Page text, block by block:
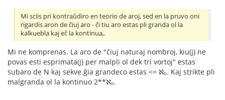
Mi sciis pri kontraŭdiro en teorio de aroj, sed en la pruvo oni
rigardis aron de ĉiuj aro - ĉi tiu aro estas pli granda ol la
kalkuebla kaj eĉ la kontinua,.
Mi ne komprenas. La aro de "ĉiuj naturaj nombroj, kiu(j) ne
povas esti esprimata(j) per malpli ol dek tri vortoj" estas
subaro de N kaj sekve ĝia grandeco estas <= ℵ₀. Kaj strikte pli
malgranda ol la kontinuo 2**ℵ₀.